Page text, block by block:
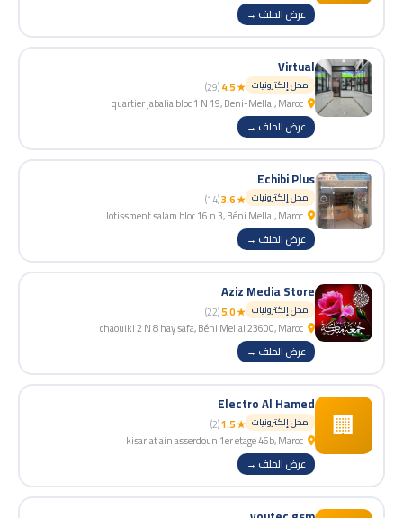
عرض الملف →
Virtual
محل إلكترونيات ★ 4.5
(29)
عرض الملف →
Echibi Plus
محل إلكترونيات ★ 3.6
(14)
عرض الملف →
Aziz Media Store
محل إلكترونيات ★ 5.0
(22)
عرض الملف →
🏢
Electro Al Hamed
محل إلكترونيات ★ 1.5
(2)
عرض الملف →